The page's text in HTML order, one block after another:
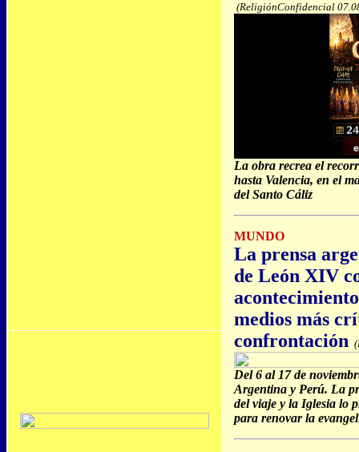
(ReligiónConfidencial
La obra recrea el
hasta Valencia, en el
del Santo Cáliz
MUNDO
La prensa
de León XIV
medios más
confrontación
Del 6 al 17 de
Argentina y Perú. La
del viaje y la Iglesia lo
para renovar la